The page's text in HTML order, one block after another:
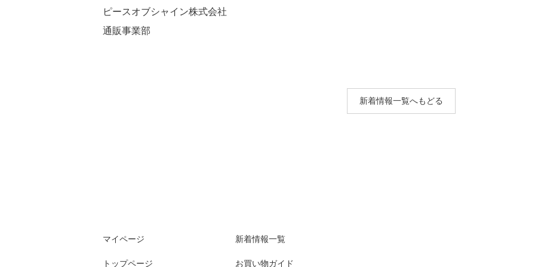
ピースオブシャイン株式会社
通販事業部
新着情報一覧へもどる
マイページ
トップページ
新着情報一覧
お買い物ガイド